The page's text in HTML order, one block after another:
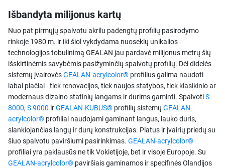
Išbandyta milijonus kartų
Nuo pat pirmųjų spalvotu akrilu padengtų profilių pasirodymo
rinkoje 1980 m. ir iki šiol vykdydama nuoseklų unikalios
technologijos tobulinimą GEALAN jau pardavė milijonus metrų šių
išskirtinėmis savybėmis pasižyminčių spalvotų profilių. Dėl didelės
sistemų įvairovėsGEALAN-acrylcolor® profilius galima naudoti
labai plačiai - tiek renovacijos, tiek naujos statybos, tiek klasikinio ar
modernaus dizaino statinių langams ir durims gaminti. SpalvotiS
8000, S 9000 irGEALAN-KUBUS® profilių sistemų GEALAN-
acrylcolor® profiliai naudojami gaminant langus, lauko duris,
slankiojančias langų ir durų konstrukcijas. Platus ir įvairių priedų su
šiuo spalvotu paviršiumi pasirinkimas. GEALAN-acrylcolor®
profiliai yra paklausūs ne tik Vokietijoje, bet ir visoje Europoje. Su
GEALAN-acrylcolor® paviršiais gaminamos ir specifinės Olandijos